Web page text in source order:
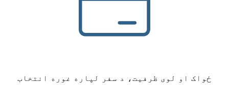
ځواک او لوی ظرفیت، د سفر لپاره غوره انتخاب